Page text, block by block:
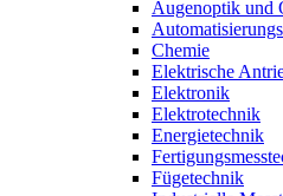
Augenoptik und
Chemie
Elektrische
Elektronik
Elektrotechnik
Energietechnik
Fügetechnik